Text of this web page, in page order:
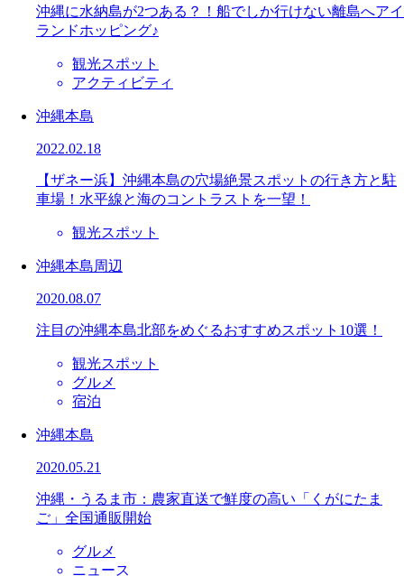
沖縄に水納島が2つある？！船でしか行けない離島へアイ
ランドホッピング♪
観光スポット
アクティビティ
沖縄本島
2022.02.18
【ザネー浜】沖縄本島の穴場絶景スポットの行き方と駐
車場！水平線と海のコントラストを一望！
観光スポット
沖縄本島周辺
2020.08.07
注目の沖縄本島北部をめぐるおすすめスポット10選！
観光スポット
グルメ
宿泊
沖縄本島
2020.05.21
沖縄・うるま市：農家直送で鮮度の高い「くがにたま
ご」全国通販開始
グルメ
ニュース